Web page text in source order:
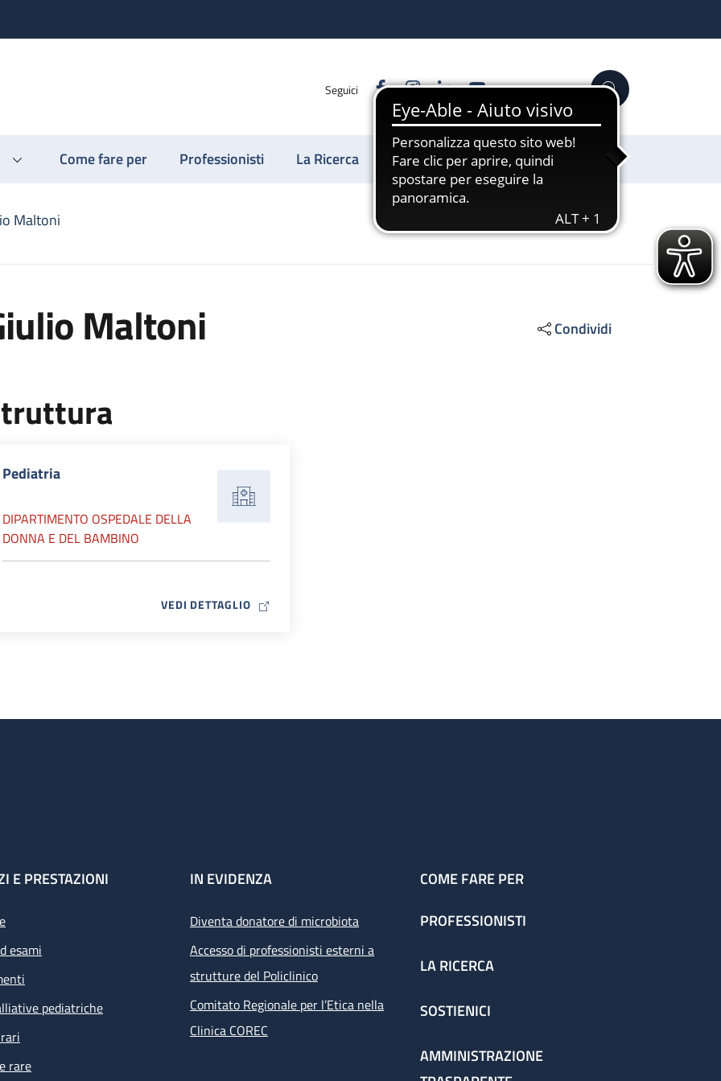
Seguici FacebookInstagram
LinkedinYouTube Cerca
Come fare per Professionisti La Ricerca Sostienici
Maltoni
Maltoni Condividi
Pediatria
DIPARTIMENTO OSPEDALE DELLA
DONNA E DEL BAMBINO
VEDI DETTAGLIOMAP ICON
E PRESTAZIONI
esami
pediatriche
rare
IN EVIDENZA
Diventa donatore di microbiota
Accesso di professionisti esterni a
strutture del Policlinico
Comitato Regionale per l’Etica nella
Clinica COREC
COME FARE PER
PROFESSIONISTI
LA RICERCA
SOSTIENICI
AMMINISTRAZIONE